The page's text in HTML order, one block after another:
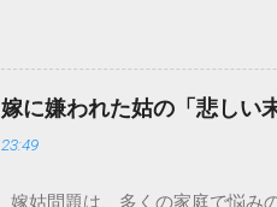
原因となります。 環境を守る！
ことが絶対ルールです。以下の
「可燃ごみ」へ 最も手軽で確実
では、ドコモ151の営業時間や
説します。 1. ドコモ151の営業
の受付時間は、 午前9時から午後
る際、まず「夜8時まで」と覚え
れば、ドコモの携帯電話から151
嫁に嫌われた姑の「悲しい
23:49
嫁姑問題は、多くの家庭で悩み